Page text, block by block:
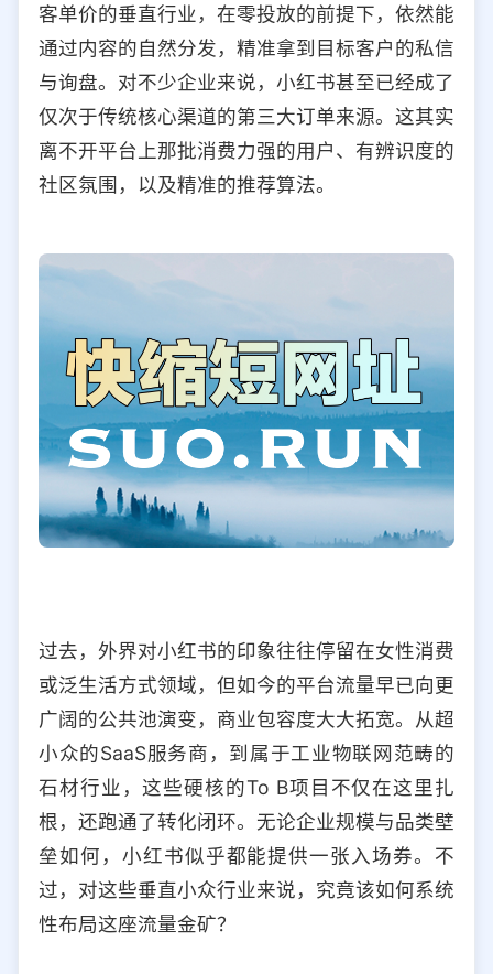
选择允许访问的平台类型
客单价的垂直行业，在零投放的前提下，依然能
通过内容的自然分发，精准拿到目标客户的私信
与询盘。对不少企业来说，小红书甚至已经成了
仅次于传统核心渠道的第三大订单来源。这其实
离不开平台上那批消费力强的用户、有辨识度的
社区氛围，以及精准的推荐算法。
过去，外界对小红书的印象往往停留在女性消费
或泛生活方式领域，但如今的平台流量早已向更
广阔的公共池演变，商业包容度大大拓宽。从超
小众的SaaS服务商，到属于工业物联网范畴的
石材行业，这些硬核的To B项目不仅在这里扎
根，还跑通了转化闭环。无论企业规模与品类壁
垒如何，小红书似乎都能提供一张入场券。不
过，对这些垂直小众行业来说，究竟该如何系统
性布局这座流量金矿？